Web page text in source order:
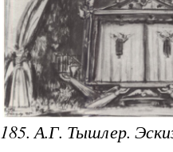
185. А.Г. Тышлер.